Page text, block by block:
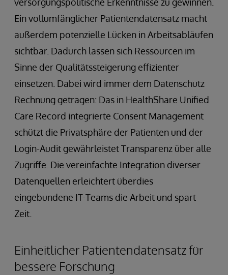
Ein vollumfänglicher Patientendatensatz macht
außerdem potenzielle Lücken in Arbeitsabläufen
sichtbar. Dadurch lassen sich Ressourcen im
Sinne der Qualitätssteigerung effizienter
einsetzen. Dabei wird immer dem Datenschutz
Rechnung getragen: Das in HealthShare Unified
Care Record integrierte Consent Management
schützt die Privatsphäre der Patienten und der
Login-Audit gewährleistet Transparenz über alle
Zugriffe. Die vereinfachte Integration diverser
Datenquellen erleichtert überdies
eingebundene IT-Teams die Arbeit und spart
Zeit.
Einheitlicher Patientendatensatz für
bessere Forschung